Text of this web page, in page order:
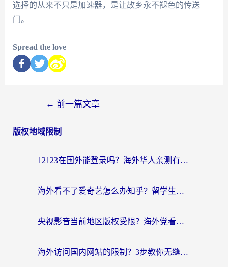
选择的从来不只是加速器，是让故乡永不褪色的传送
门。
Spread the love
← 前一篇文章
版权地域限制
12123在国外能登录吗？海外华人亲测有效的回国加速器选择指南
海外看不了爱奇艺怎么办知乎？留学生亲测有效的回国加速方案
央视影音当前地区版权受限？海外党看国内剧、追电视台的终极解决方案
海外访问国内网站的限制？3步教你无缝解锁国内资源（附实测最优工具）